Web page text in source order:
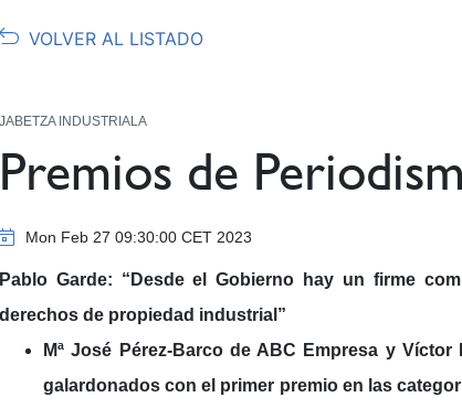
VOLVER AL LISTADO
JABETZA INDUSTRIALA
Premios de
Mon Feb 27 09:30:00 CET 2023
Pablo Garde: “Desde el Gobierno hay un firme
derechos de propiedad industrial”
Mª José Pérez-Barco de ABC Empresa y
galardonados con el primer premio en las